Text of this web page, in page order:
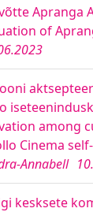
Apranga
of
among
Cinema
Annabell
kesksete